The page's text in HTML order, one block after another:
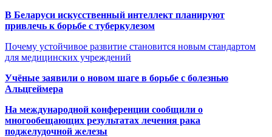
В Беларуси искусственный интеллект планируют
привлечь к борьбе с туберкулезом
Почему устойчивое развитие становится новым стандартом
для медицинских учреждений
Учёные заявили о новом шаге в борьбе с болезнью
Альцгеймера
На международной конференции сообщили о
многообещающих результатах лечения рака
поджелудочной железы